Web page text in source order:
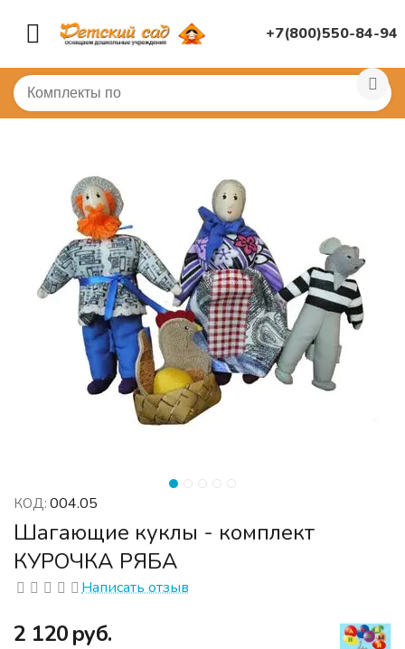
+7(800)550-84-94
Главная / МУЗЫКАЛЬНЫЙ ЗАЛ Театр
КОД: 004.05
Шагающие куклы - комплект
КУРОЧКА РЯБА
Написать отзыв
‍2 120‍руб.